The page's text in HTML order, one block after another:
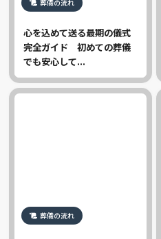
葬儀の流れ
心を込めて送る最期の儀式
完全ガイド 初めての葬儀
でも安心して...
葬儀の流れ